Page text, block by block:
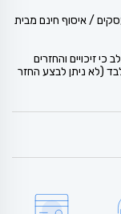
עד הדלת ב- 39 ש"ח. עד 2-5 ימי עסקים / איסוף חינם מבית
זיכויים והחזרים
(לא ניתן לבצע החזר